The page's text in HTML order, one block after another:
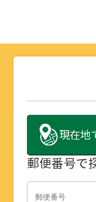
現在地
郵便番号で